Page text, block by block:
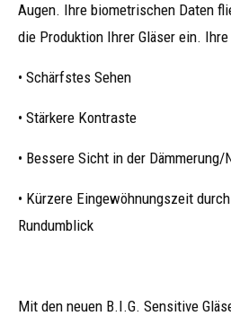
Augen. Ihre biometrischen Daten
die Produktion Ihrer Gläser ein.
• Schärfstes Sehen
• Stärkere Kontraste
• Bessere Sicht in der Dämmerung/
• Kürzere Eingewöhnungszeit
Rundumblick
Mit den neuen B.I.G. Sensitive